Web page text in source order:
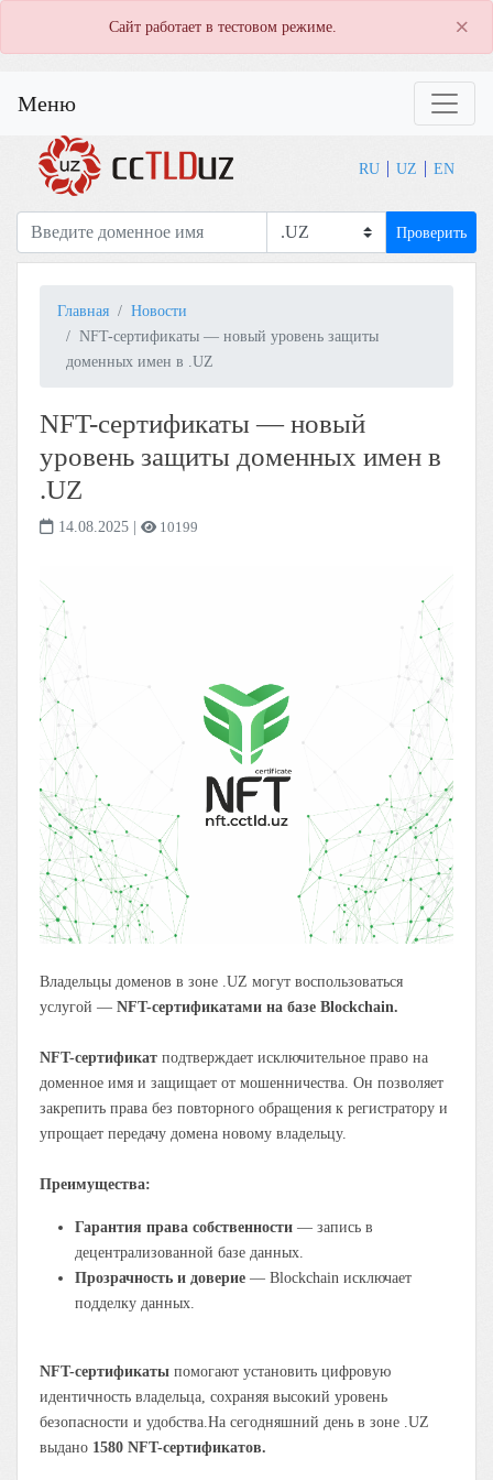
Сайт работает в тестовом режиме. ×
Меню
RU UZ EN
Проверить
Главная
Новости
NFT-сертификаты — новый уровень защиты
доменных имен в .UZ
NFT-сертификаты — новый
уровень защиты доменных имен в
.UZ
14.08.2025 | 10199
Владельцы доменов в зоне .UZ могут воспользоваться
услугой — NFT-сертификатами на базе Blockchain.
NFT-сертификат подтверждает исключительное право на
доменное имя и защищает от мошенничества. Он позволяет
закрепить права без повторного обращения к регистратору и
упрощает передачу домена новому владельцу.
Преимущества:
Гарантия права собственности — запись в
децентрализованной базе данных.
Прозрачность и доверие — Blockchain исключает
подделку данных.
NFT-сертификаты помогают установить цифровую
идентичность владельца, сохраняя высокий уровень
безопасности и удобства.На сегодняшний день в зоне .UZ
выдано 1580 NFT-сертификатов.